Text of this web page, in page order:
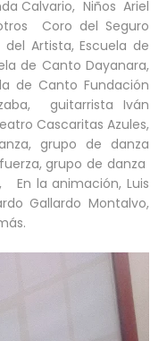
Calvario, Niños Ariel
Coro del Seguro
Artista, Escuela de
de Canto Dayanara,
de Canto Fundación
guitarrista Iván
Cascaritas Azules,
grupo de danza
grupo de danza
En la animación, Luis
Gallardo Montalvo,